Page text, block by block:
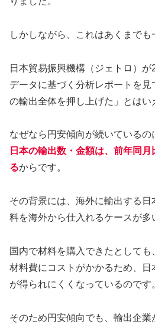
しかしながら、これはあくまでも
日本貿易振興機構（ジェトロ）
データに基づく分析レポートを
の輸出全体を押し上げた」とはい
なぜなら円安傾向が続いているの
日本の輸出数・金額は、前年同
るからです。
その背景には、海外に輸出する
料を海外から仕入れるケースが多
国内で材料を購入できたとして
材料費にコストがかかるため、
が得られにくくなっているのです
そのため円安傾向でも、輸出企業